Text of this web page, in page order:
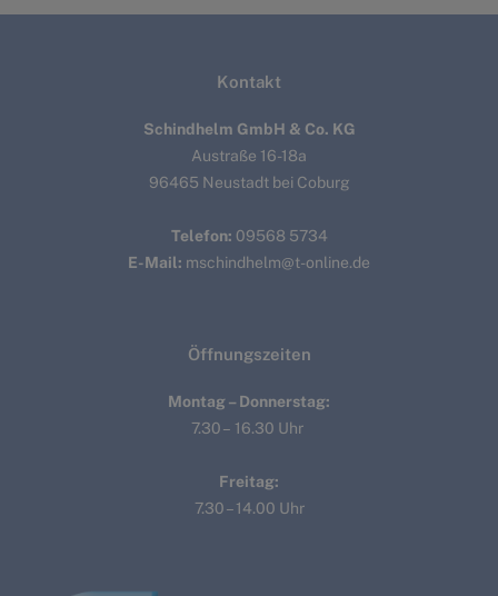
Kontakt
Schindhelm GmbH & Co. KG
Austraße 16-18a
96465 Neustadt bei Coburg
Telefon: 09568 5734
E-Mail: mschindhelm@t-online.de
Öffnungszeiten
Montag – Donnerstag:
7.30 – 16.30 Uhr
Freitag:
7.30 – 14.00 Uhr